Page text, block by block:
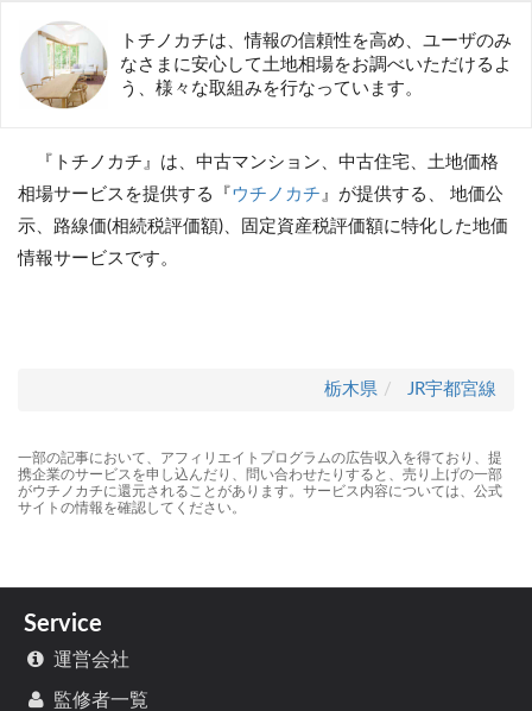
トチノカチは、情報の信頼性を高め、ユーザのみ
なさまに安心して土地相場をお調べいただけるよ
う、様々な取組みを行なっています。
『トチノカチ』は、中古マンション、中古住宅、土地価格
相場サービスを提供する『 ウチノカチ 』が提供する、 地価公
示、路線価(相続税評価額)、固定資産税評価額に特化した地価
情報サービスです。
栃木県 JR宇都宮線
一部の記事において、アフィリエイトプログラムの広告収入を得ており、提
携企業のサービスを申し込んだり、問い合わせたりすると、売り上げの一部
がウチノカチに還元されることがあります。サービス内容については、公式
サイトの情報を確認してください。
Service
運営会社
監修者一覧